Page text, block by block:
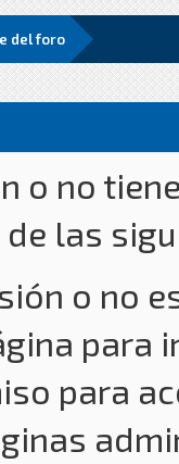
del foro
o no
de las
o no
para
para